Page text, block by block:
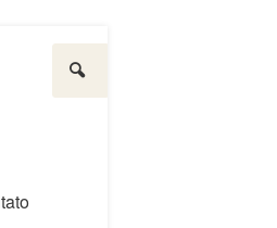
Pesquisar